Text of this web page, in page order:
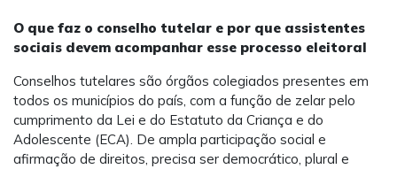
O que faz o conselho tutelar e por que assistentes
sociais devem acompanhar esse processo eleitoral
Conselhos tutelares são órgãos colegiados presentes em
todos os municípios do país, com a função de zelar pelo
cumprimento da Lei e do Estatuto da Criança e do
Adolescente (ECA). De ampla participação social e
afirmação de direitos, precisa ser democrático, plural e